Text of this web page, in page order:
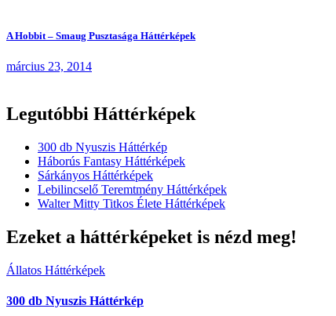
A Hobbit – Smaug Pusztasága Háttérképek
március 23, 2014
Legutóbbi Háttérképek
300 db Nyuszis Háttérkép
Háborús Fantasy Háttérképek
Sárkányos Háttérképek
Lebilincselő Teremtmény Háttérképek
Walter Mitty Titkos Élete Háttérképek
Ezeket a háttérképeket is nézd meg!
Állatos Háttérképek
300 db Nyuszis Háttérkép